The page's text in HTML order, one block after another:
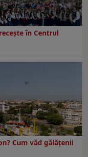
în Centrul
Cum văd gălățenii